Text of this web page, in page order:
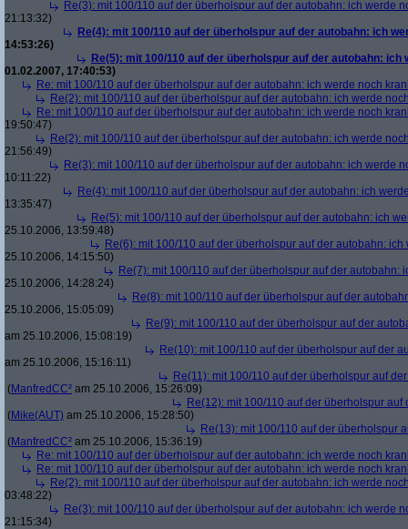
Re(3): mit 100/110 auf der überholspur auf der autobahn: ich werde
21:13:32)
Re(4): mit 100/110 auf der überholspur auf der autobahn: ich
14:53:26)
Re(5): mit 100/110 auf der überholspur auf der autobahn: ich
01.02.2007, 17:40:53)
Re: mit 100/110 auf der überholspur auf der autobahn: ich werde noch
Re(2): mit 100/110 auf der überholspur auf der autobahn: ich werde
Re: mit 100/110 auf der überholspur auf der autobahn: ich werde noch
19:50:47)
Re(2): mit 100/110 auf der überholspur auf der autobahn: ich werde
21:56:49)
Re(3): mit 100/110 auf der überholspur auf der autobahn: ich werde
10:11:22)
Re(4): mit 100/110 auf der überholspur auf der autobahn: ich
13:35:47)
Re(5): mit 100/110 auf der überholspur auf der autobahn: ich
25.10.2006, 13:59:48)
Re(6): mit 100/110 auf der überholspur auf der autobahn:
25.10.2006, 14:15:50)
Re(7): mit 100/110 auf der überholspur auf der autobahn:
25.10.2006, 14:28:24)
Re(8): mit 100/110 auf der überholspur auf der
25.10.2006, 15:05:09)
Re(9): mit 100/110 auf der überholspur auf der
am 25.10.2006, 15:08:19)
Re(10): mit 100/110 auf der überholspur auf der
am 25.10.2006, 15:16:11)
Re(11): mit 100/110 auf der überholspur auf
(ManfredCC² am 25.10.2006, 15:26:09)
Re(12): mit 100/110 auf der überholspur
(Mike(AUT) am 25.10.2006, 15:28:50)
Re(13): mit 100/110 auf der überholspur
(ManfredCC² am 25.10.2006, 15:36:19)
Re: mit 100/110 auf der überholspur auf der autobahn: ich werde noch
Re: mit 100/110 auf der überholspur auf der autobahn: ich werde noch
Re(2): mit 100/110 auf der überholspur auf der autobahn: ich werde
03:48:22)
Re(3): mit 100/110 auf der überholspur auf der autobahn: ich werde
21:15:34)